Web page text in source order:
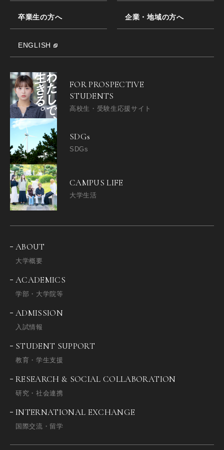
卒業生の方へ 企業・地域の方へ
ENGLISH
FOR PROSPECTIVE
STUDENTS
高校生・受験生応援サイト
SDGs
SDGs
CAMPUS LIFE
大学生活
ABOUT
大学概要
ACADEMICS
学部・大学院等
ADMISSION
入試情報
STUDENT SUPPORT
教育・学生支援
RESEARCH & SOCIAL COLLABORATION
研究・社会連携
INTERNATIONAL EXCHANGE
国際交流・留学